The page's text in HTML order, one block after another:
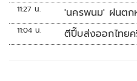
11:27 น. 'นครพนม' ฝนตก
11:04 น. ตีปี๊บส่งออกไทย